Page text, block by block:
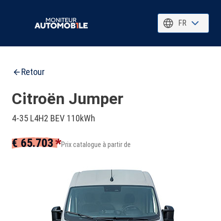
FR
Retour
Citroën Jumper
4-35 L4H2 BEV 110kWh
€ 65.703*Prix catalogue à partir de